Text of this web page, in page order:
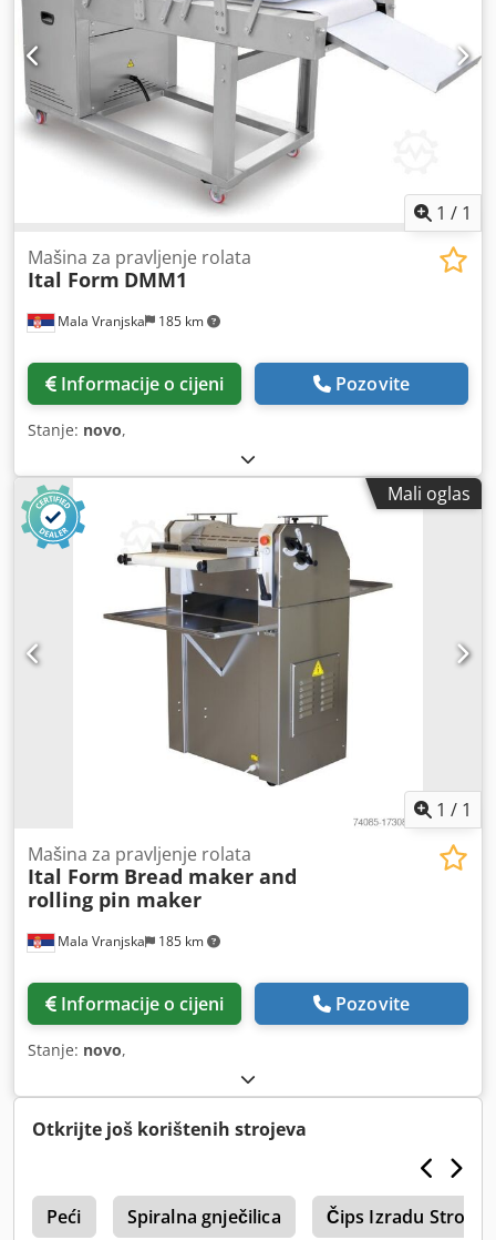
1 / 1
Mala Vranjska 185 km
Mašina za pravljenje rolata
Ital Form DMM1
Informacije o cijeni Pozovite
Stanje: novo,
Mali oglas
1 / 1
Mala Vranjska 185 km
Mašina za pravljenje rolata
Ital Form Bread maker and
rolling pin maker
Informacije o cijeni Pozovite
Stanje: novo,
Otkrijte još korištenih strojeva
Peći Spiralna gnječilica Čips Izradu Stroja